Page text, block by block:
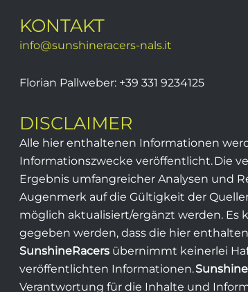
KONTAKT
info@sunshineracers-nals.it
Florian Pallweber: +39 331 9234125
DISCLAIMER
Alle hier enthaltenen Informationen
Informationszwecke veröffentlicht. Die
Ergebnis umfangreicher Analysen und
Augenmerk auf die Gültigkeit der
möglich aktualisiert/ergänzt werden. Es
gegeben werden, dass die hier
SunshineRacers übernimmt keinerlei
veröffentlichten Informationen.
Verantwortung für die Inhalte und